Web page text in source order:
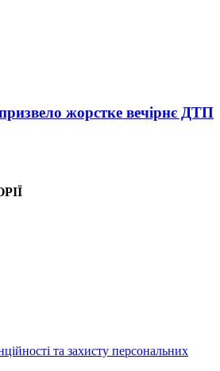
жорстке вечірнє ДТП
та захисту персональних